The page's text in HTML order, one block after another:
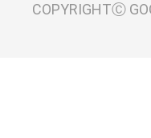
COPYRIGHTⒸ